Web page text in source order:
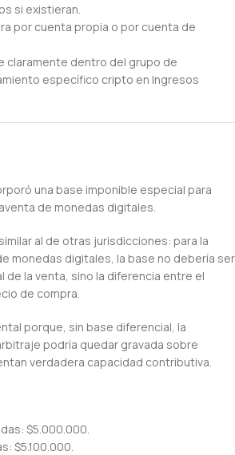
si existieran.
por cuenta propia o por cuenta de
claramente dentro del grupo de
específico cripto en Ingresos
una base imponible especial para
de monedas digitales.
al de otras jurisdicciones: para la
monedas digitales, la base no debería ser
la venta, sino la diferencia entre el
de compra.
porque, sin base diferencial, la
podría quedar gravada sobre
verdadera capacidad contributiva.
$5.000.000.
$5.100.000.